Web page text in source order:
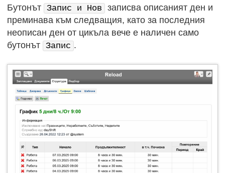
Бутонът Запис и Нов
записва описаният ден и
преминава към следващия, като за последния
неописан ден от цикъла вече е наличен само
бутонът Запис .